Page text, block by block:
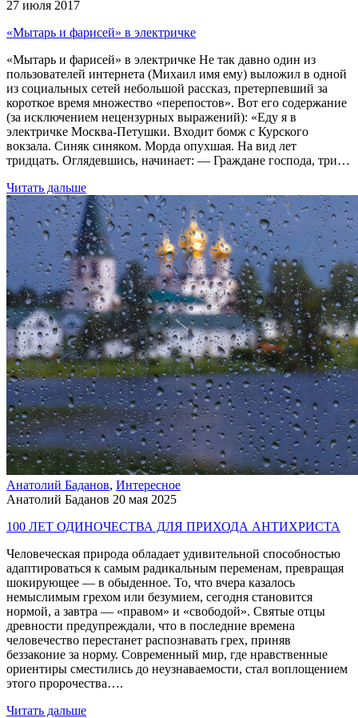
27 июля 2017
«Мытарь и фарисей» в электричке
«Мытарь и фарисей» в электричке Не так давно один из
пользователей интернета (Михаил имя ему) выложил в одной
из социальных сетей небольшой рассказ, претерпевший за
короткое время множество «перепостов». Вот его содержание
(за исключением нецензурных выражений): «Еду я в
электричке Москва-Петушки. Входит бомж с Курского
вокзала. Синяк синяком. Морда опухшая. На вид лет
тридцать. Оглядевшись, начинает: — Граждане господа, три…
Читать дальше
Анатолий Баданов, Интересное
Анатолий Баданов 20 мая 2025
100 ЛЕТ ОДИНОЧЕСТВА ДЛЯ ПРИХОДА АНТИХРИСТА
Человеческая природа обладает удивительной способностью
адаптироваться к самым радикальным переменам, превращая
шокирующее — в обыденное. То, что вчера казалось
немыслимым грехом или безумием, сегодня становится
нормой, а завтра — «правом» и «свободой». Святые отцы
древности предупреждали, что в последние времена
человечество перестанет распознавать грех, приняв
беззаконие за норму. Современный мир, где нравственные
ориентиры сместились до неузнаваемости, стал воплощением
этого пророчества….
Читать дальше